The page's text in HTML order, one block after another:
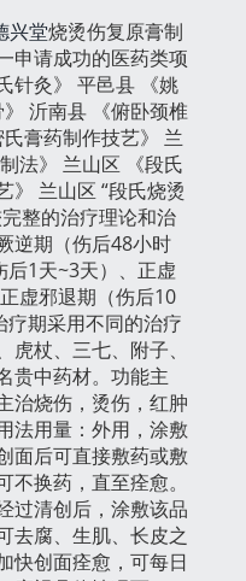
兴堂烧烫伤复原膏制
申请成功的医药类项
针灸》 平邑县 《姚
沂南县 《俯卧颈椎
膏药制作技艺》 兰
法》 兰山区 《段氏
》 兰山区 “段氏烧烫
整的治疗理论和治
逆期（伤后48小时
1天~3天）、正虚
虚邪退期（伤后10
期采用不同的治疗
杖、三七、附子、
贵中药材。功能主
治烧伤，烫伤，红肿
法用量：外用，涂敷
面后可直接敷药或敷
换药，直至痊愈。
过清创后，涂敷该品
去腐、生肌、长皮之
快创面痊愈，可每日